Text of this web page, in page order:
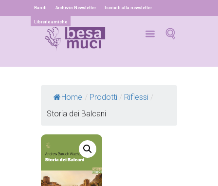
Bandi Archivio Newsletter Iscriviti alla newsletter
Librerie amiche
Home / Prodotti / Riflessi /
Storia dei Balcani